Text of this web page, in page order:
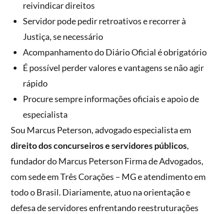
reivindicar direitos
Servidor pode pedir retroativos e recorrer à
Justiça, se necessário
Acompanhamento do Diário Oficial é obrigatório
É possível perder valores e vantagens se não agir
rápido
Procure sempre informações oficiais e apoio de
especialista
Sou Marcus Peterson, advogado especialista em
direito dos concurseiros e servidores públicos,
fundador do Marcus Peterson Firma de Advogados,
com sede em Três Corações – MG e atendimento em
todo o Brasil. Diariamente, atuo na orientação e
defesa de servidores enfrentando reestruturações